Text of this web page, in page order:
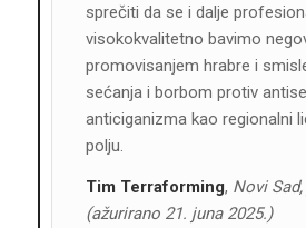
sprečiti da se i dalje
visokokvalitetno bavimo
promovisanjem hrabre i
sećanja i borbom protiv
anticiganizma kao regionalni
polju.
Tim Terraforming, Novi
(ažurirano 21. juna 2025.)